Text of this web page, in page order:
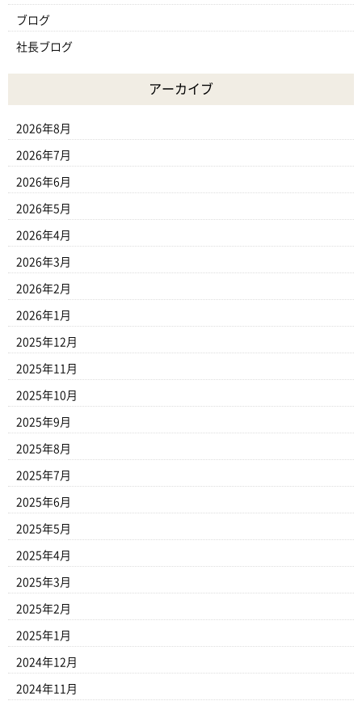
ブログ
社長ブログ
アーカイブ
2026年8月
2026年7月
2026年6月
2026年5月
2026年4月
2026年3月
2026年2月
2026年1月
2025年12月
2025年11月
2025年10月
2025年9月
2025年8月
2025年7月
2025年6月
2025年5月
2025年4月
2025年3月
2025年2月
2025年1月
2024年12月
2024年11月